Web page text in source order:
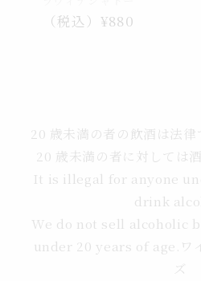
通（税込）¥880
20 歳未満の者の飲酒は法律
20 歳未満の者に対しては
It is illegal for anyone
drink
We do not sell alcoholic
under 20 years of age.ワ
ズ